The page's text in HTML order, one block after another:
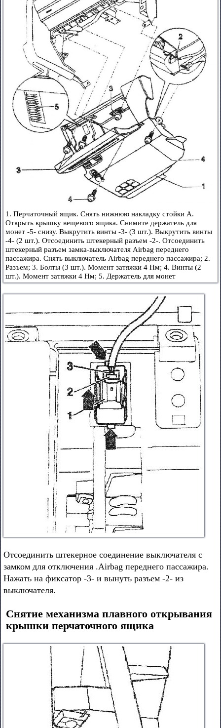
1. Перчаточный ящик. Снять нижнюю накладку стойки А.
Открыть крышку вещевого ящика. Снимите держатель для
монет -5- снизу. Выкрутить винты -3- (3 шт.). Выкрутить винты
-4- (2 шт.). Отсоединить штекерный разъем -2-. Отсоединить
штекерный разъем замка-выключателя Airbag переднего
пассажира. Снять выключатель Airbag переднего пассажира; 2.
Разъем; 3. Болты (3 шт.). Момент затяжки 4 Нм; 4. Винты (2
шт.). Момент затяжки 4 Нм; 5. Держатель для монет
Отсоединить штекерное соединение выключателя с
замком для отключения .Airbag переднего пассажира.
Нажать на фиксатор -3- и вынуть разъем -2- из
выключателя.
Снятие механизма плавного открывания
крышки перчаточного ящика